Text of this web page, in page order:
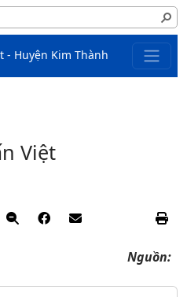
- Huyện Kim Thành
Việt
Nguồn: